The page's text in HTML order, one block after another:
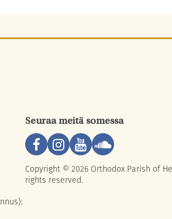
Seuraa meitä somessa
Copyright © 2026 Orthodox Parish of
rights reserved.